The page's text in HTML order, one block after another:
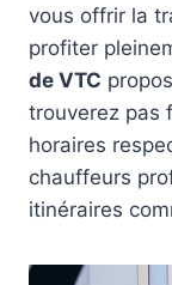
vous offrir la
profiter
de VTC
trouverez pas
horaires
chauffeurs
itinéraires